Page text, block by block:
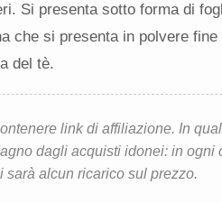
Si presenta sotto forma di
che si presenta in polvere
del tè.
link di affiliazione. In
dagli acquisti idonei: in ogni
alcun ricarico sul prezzo.